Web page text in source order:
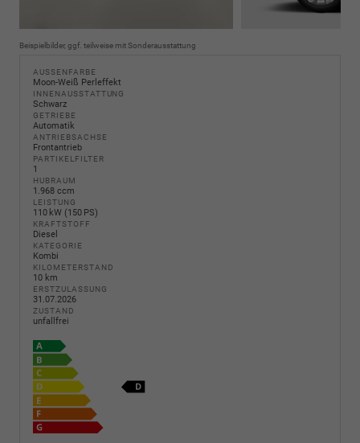
Beispielbilder, ggf. teilweise mit Sonderausstattung
AUSSENFARBE
Moon-Weiß Perleffekt
INNENAUSSTATTUNG
Schwarz
GETRIEBE
Automatik
ANTRIEBSACHSE
Frontantrieb
PARTIKELFILTER
1
HUBRAUM
1.968 ccm
LEISTUNG
110 kW (150 PS)
KRAFTSTOFF
Diesel
KATEGORIE
Kombi
KILOMETERSTAND
10 km
ERSTZULASSUNG
31.07.2026
ZUSTAND
unfallfrei